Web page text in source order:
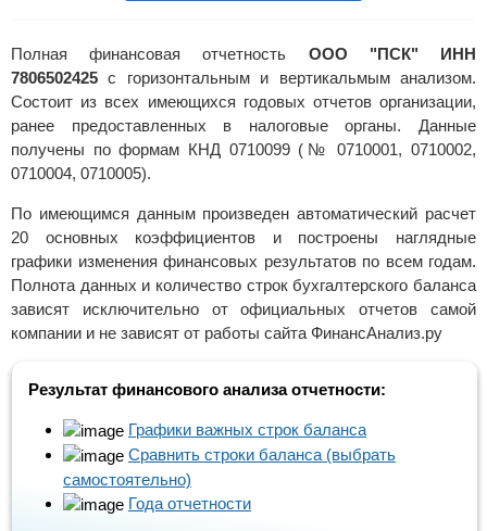
Полная финансовая отчетность ООО "ПСК" ИНН
7806502425 с горизонтальным и вертикальмым анализом.
Состоит из всех имеющихся годовых отчетов организации,
ранее предоставленных в налоговые органы. Данные
получены по формам КНД 0710099 (№ 0710001, 0710002,
0710004, 0710005).
По имеющимся данным произведен автоматический расчет
20 основных коэффициентов и построены наглядные
графики изменения финансовых результатов по всем годам.
Полнота данных и количество строк бухгалтерского баланса
зависят исключительно от официальных отчетов самой
компании и не зависят от работы сайта ФинансАнализ.ру
Результат финансового анализа отчетности:
Графики важных строк баланса
Сравнить строки баланса (выбрать
самостоятельно)
Года отчетности